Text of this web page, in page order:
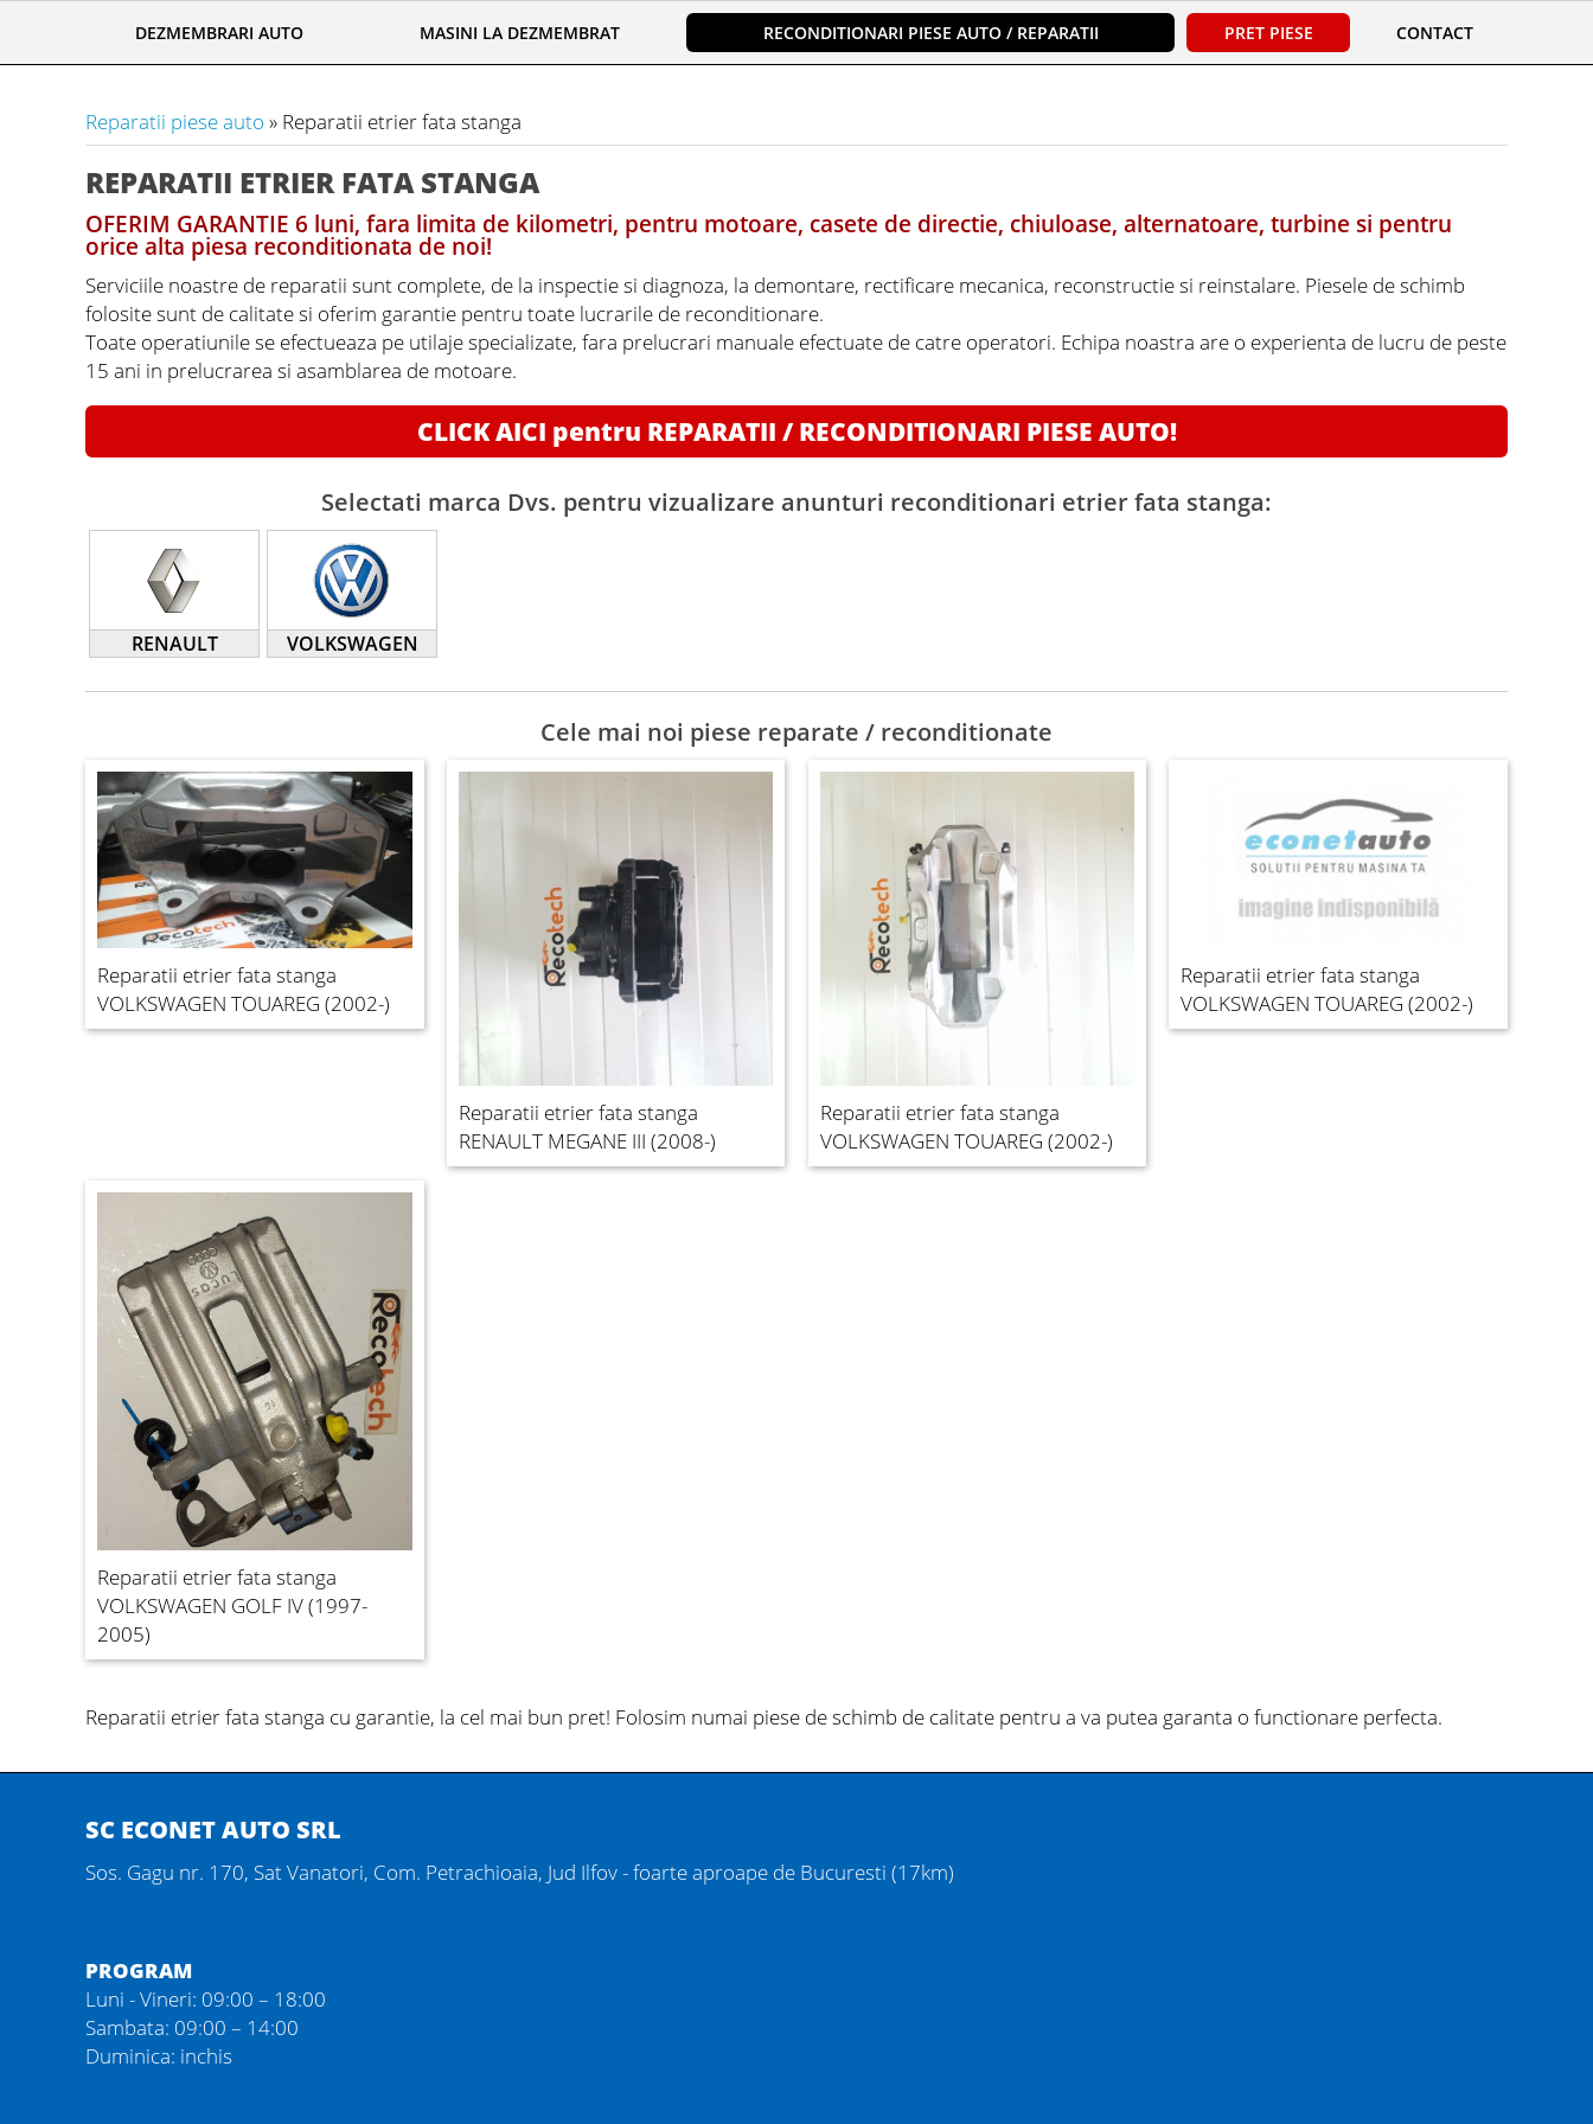
DEZMEMBRARI AUTO MASINI LA DEZMEMBRAT RECONDITIONARI PIESE AUTO / REPARATII PRET PIESE CONTACT
Reparatii piese auto » Reparatii etrier fata stanga
REPARATII ETRIER FATA STANGA
OFERIM GARANTIE 6 luni, fara limita de kilometri, pentru motoare, casete de directie, chiuloase, alternatoare, turbine si pentru
orice alta piesa reconditionata de noi!
Serviciile noastre de reparatii sunt complete, de la inspectie si diagnoza, la demontare, rectificare mecanica, reconstructie si reinstalare. Piesele de schimb
folosite sunt de calitate si oferim garantie pentru toate lucrarile de reconditionare.
Toate operatiunile se efectueaza pe utilaje specializate, fara prelucrari manuale efectuate de catre operatori. Echipa noastra are o experienta de lucru de peste
15 ani in prelucrarea si asamblarea de motoare.
CLICK AICI pentru REPARATII / RECONDITIONARI PIESE AUTO!
Selectati marca Dvs. pentru vizualizare anunturi reconditionari etrier fata stanga:
RENAULT VOLKSWAGEN
Cele mai noi piese reparate / reconditionate
Reparatii etrier fata stanga
VOLKSWAGEN TOUAREG (2002-)
Reparatii etrier fata stanga
RENAULT MEGANE III (2008-)
Reparatii etrier fata stanga
VOLKSWAGEN TOUAREG (2002-)
Reparatii etrier fata stanga
VOLKSWAGEN TOUAREG (2002-)
Reparatii etrier fata stanga
VOLKSWAGEN GOLF IV (1997-
2005)
Reparatii etrier fata stanga cu garantie, la cel mai bun pret! Folosim numai piese de schimb de calitate pentru a va putea garanta o functionare perfecta.
SC ECONET AUTO SRL
Sos. Gagu nr. 170, Sat Vanatori, Com. Petrachioaia, Jud Ilfov - foarte aproape de Bucuresti (17km)
PROGRAM
Luni - Vineri: 09:00 – 18:00
Sambata: 09:00 – 14:00
Duminica: inchis